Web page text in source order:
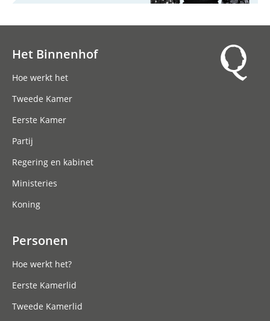
Het Binnenhof
Hoe werkt het
Tweede Kamer
Eerste Kamer
Partij
Regering en kabinet
Ministeries
Koning
Personen
Hoe werkt het?
Eerste Kamerlid
Tweede Kamerlid